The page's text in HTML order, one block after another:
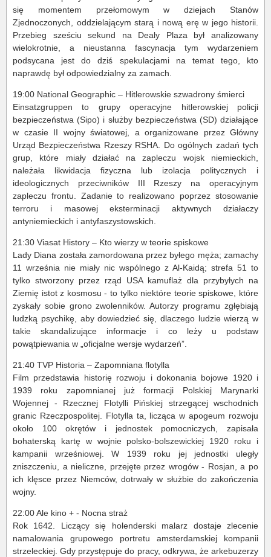
się momentem przełomowym w dziejach Stanów
Zjednoczonych, oddzielającym starą i nową erę w jego historii.
Przebieg sześciu sekund na Dealy Plaza był analizowany
wielokrotnie, a nieustanna fascynacja tym wydarzeniem
podsycana jest do dziś spekulacjami na temat tego, kto
naprawdę był odpowiedzialny za zamach.
19:00 National Geographic – Hitlerowskie szwadrony śmierci
Einsatzgruppen to grupy operacyjne hitlerowskiej policji
bezpieczeństwa (Sipo) i służby bezpieczeństwa (SD) działające
w czasie II wojny światowej, a organizowane przez Główny
Urząd Bezpieczeństwa Rzeszy RSHA. Do ogólnych zadań tych
grup, które miały działać na zapleczu wojsk niemieckich,
należała likwidacja fizyczna lub izolacja politycznych i
ideologicznych przeciwników III Rzeszy na operacyjnym
zapleczu frontu. Zadanie to realizowano poprzez stosowanie
terroru i masowej eksterminacji aktywnych działaczy
antyniemieckich i antyfaszystowskich.
21:30 Viasat History – Kto wierzy w teorie spiskowe
Lady Diana została zamordowana przez byłego męża; zamachy
11 września nie miały nic wspólnego z Al-Kaidą; strefa 51 to
tylko stworzony przez rząd USA kamuflaż dla przybyłych na
Ziemię istot z kosmosu - to tylko niektóre teorie spiskowe, które
zyskały sobie grono zwolenników. Autorzy programu zgłębiają
ludzką psychikę, aby dowiedzieć się, dlaczego ludzie wierzą w
takie skandalizujące informacje i co leży u podstaw
powątpiewania w „oficjalne wersje wydarzeń”.
21:40 TVP Historia – Zapomniana flotylla
Film przedstawia historię rozwoju i dokonania bojowe 1920 i
1939 roku zapomnianej już formacji Polskiej Marynarki
Wojennej - Rzecznej Flotylli Pińskiej strzegącej wschodnich
granic Rzeczpospolitej. Flotylla ta, licząca w apogeum rozwoju
około 100 okrętów i jednostek pomocniczych, zapisała
bohaterską kartę w wojnie polsko-bolszewickiej 1920 roku i
kampanii wrześniowej. W 1939 roku jej jednostki uległy
zniszczeniu, a nieliczne, przejęte przez wrogów - Rosjan, a po
ich klęsce przez Niemców, dotrwały w służbie do zakończenia
wojny.
22:00 Ale kino + - Nocna straż
Rok 1642. Liczący się holenderski malarz dostaje zlecenie
namalowania grupowego portretu amsterdamskiej kompanii
strzeleckiej. Gdy przystępuje do pracy, odkrywa, że arkebuzerzy